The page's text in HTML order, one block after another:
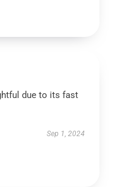
due to its fast
Sep 1, 2024